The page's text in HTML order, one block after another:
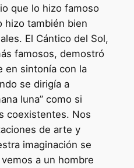
que lo hizo famoso
hizo también bien
El Cántico del Sol,
famosos, demostró
en sintonía con la
se dirigía a
luna” como si
coexistentes. Nos
de arte y
imaginación se
a un hombre